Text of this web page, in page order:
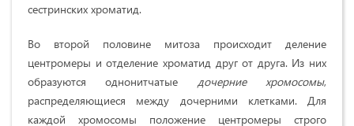
сестринских хроматид.
Во второй половине митоза происходит деление
центромеры и отделение хроматид друг от друга. Из них
образуются однонитчатые дочерние хромосомы,
распределяющиеся между дочерними клетками. Для
каждой хромосомы положение центромеры строго